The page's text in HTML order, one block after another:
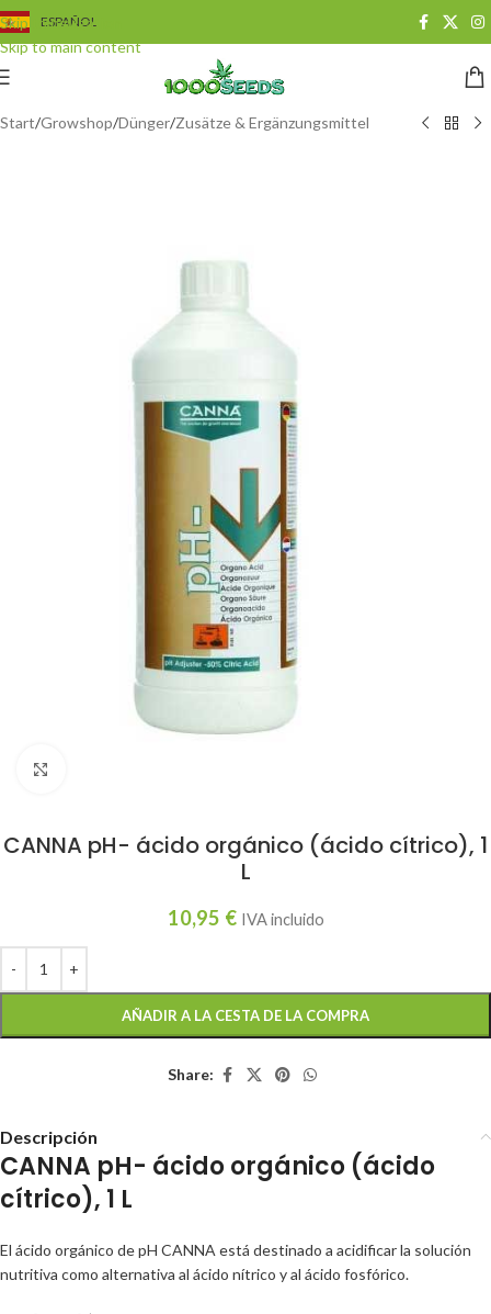
Skip to navigation
Skip to main content
ESPAÑOL
Start/Growshop/Dünger/Zusätze & Ergänzungsmittel
CANNA pH- ácido orgánico (ácido cítrico), 1
L
10,95 € IVA incluido
AÑADIR A LA CESTA DE LA COMPRA
Share:
Descripción
CANNA pH- ácido orgánico (ácido
cítrico), 1 L
El ácido orgánico de pH CANNA está destinado a acidificar la solución
nutritiva como alternativa al ácido nítrico y al ácido fosfórico.